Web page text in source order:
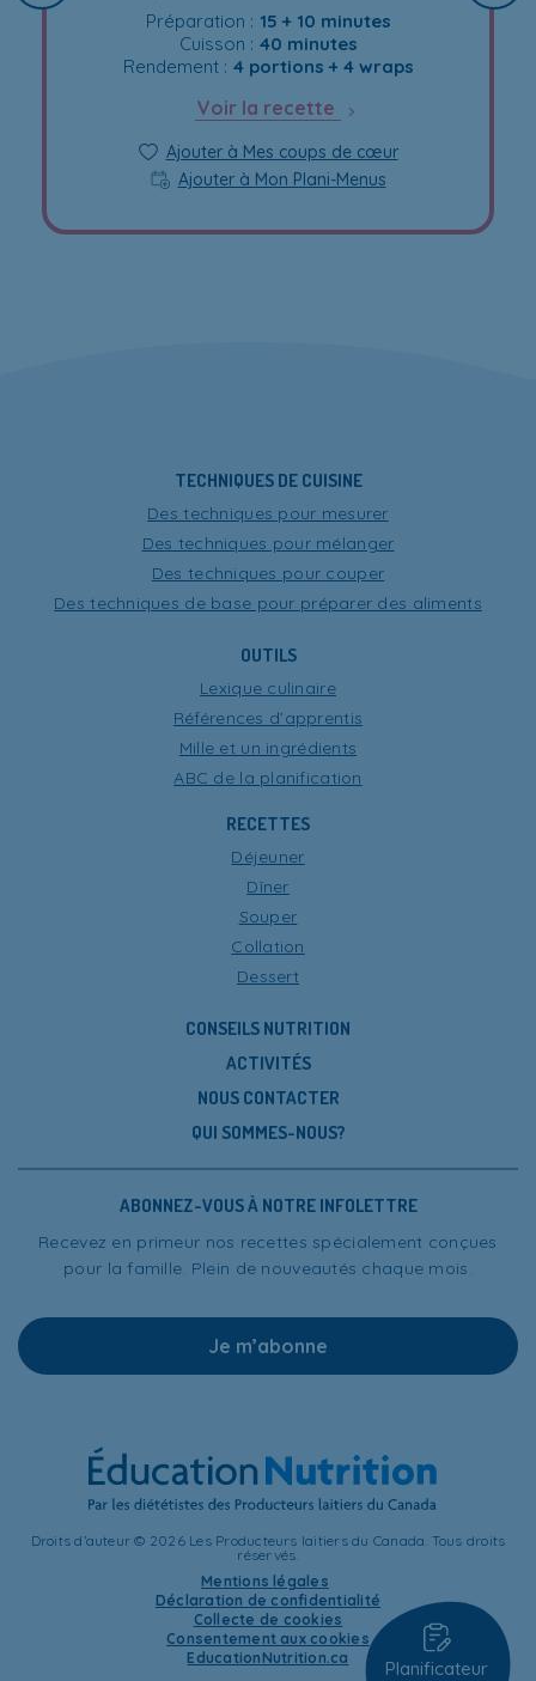
Préparation : 15 + 10 minutes
Cuisson : 40 minutes
Rendement : 4 portions + 4 wraps
Voir la recette
Ajouter à Mes coups de cœur
Ajouter à Mon Plani-Menus
TECHNIQUES DE CUISINE
Des techniques pour mesurer
Des techniques pour mélanger
Des techniques pour couper
Des techniques de base pour préparer des aliments
OUTILS
Lexique culinaire
Références d’apprentis
Mille et un ingrédients
ABC de la planification
RECETTES
Déjeuner
Dîner
Souper
Collation
Dessert
CONSEILS NUTRITION
ACTIVITÉS
NOUS CONTACTER
QUI SOMMES-NOUS?
ABONNEZ-VOUS À NOTRE INFOLETTRE
Recevez en primeur nos recettes spécialement conçues
pour la famille. Plein de nouveautés chaque mois.
Je m’abonne
Droits d’auteur © 2026 Les Producteurs laitiers du Canada. Tous droits
réservés.
Mentions légales
Déclaration de confidentialité
Collecte de cookies
Consentement aux cookies
EducationNutrition.ca
Planificateur